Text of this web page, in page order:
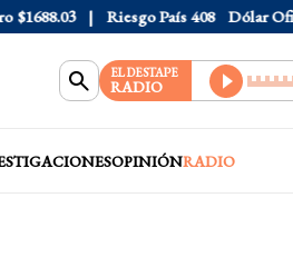
Riesgo País 408 Dólar Oficial
EL DESTAPE
RADIO
OPINIÓNRADIO